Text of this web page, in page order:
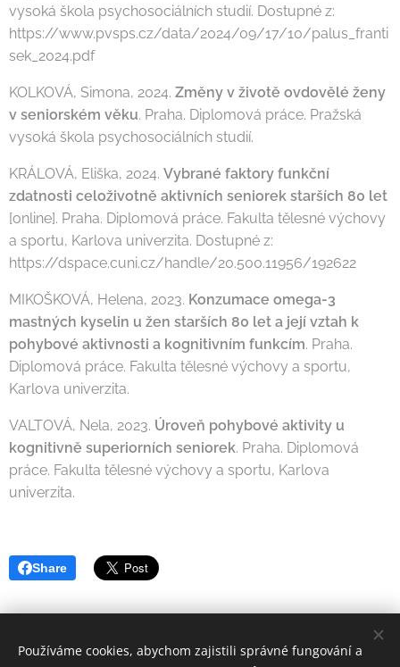
vysoká škola psychosociálních studií. Dostupné z:
https://www.pvsps.cz/data/2024/09/17/10/palus_franti
sek_2024.pdf
KOLKOVÁ, Simona, 2024. Změny v životě ovdovělé ženy
v seniorském věku. Praha. Diplomová práce. Pražská
vysoká škola psychosociálních studií.
KRÁLOVÁ, Eliška, 2024. Vybrané faktory funkční
zdatnosti celoživotně aktivních seniorek starších 80 let
[online]. Praha. Diplomová práce. Fakulta tělesné výchovy
a sportu, Karlova univerzita. Dostupné z:
https://dspace.cuni.cz/handle/20.500.11956/192622
MIKOŠKOVÁ, Helena, 2023. Konzumace omega-3
mastných kyselin u žen starších 80 let a její vztah k
pohybové aktivnosti a kognitivním funkcím. Praha.
Diplomová práce. Fakulta tělesné výchovy a sportu,
Karlova univerzita.
VALTOVÁ, Nela, 2023. Úroveň pohybové aktivity u
kognitivně superiorních seniorek. Praha. Diplomová
práce. Fakulta tělesné výchovy a sportu, Karlova
univerzita.
Share
Používáme cookies, abychom zajistili správné fungování a